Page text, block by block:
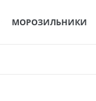
МОРОЗИЛЬНИКИ